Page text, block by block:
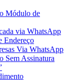
Módulo de
via WhatsApp
Endereço
Via WhatsApp
Sem Assinatura